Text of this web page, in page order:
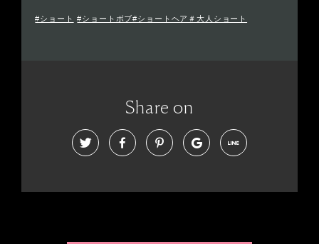
#ショート #ショートボブ#ショートヘア＃大人ショート
Share on